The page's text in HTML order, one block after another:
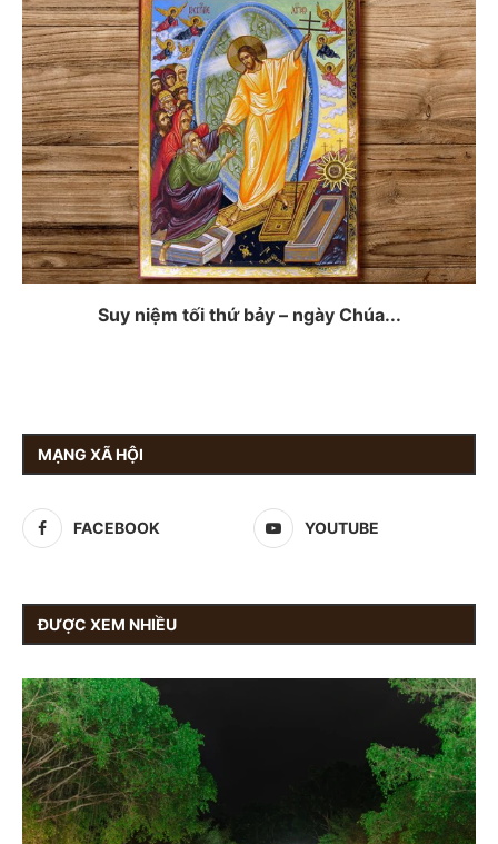
Suy niệm tối thứ bảy – ngày Chúa...
MẠNG XÃ HỘI
FACEBOOK YOUTUBE
ĐƯỢC XEM NHIỀU